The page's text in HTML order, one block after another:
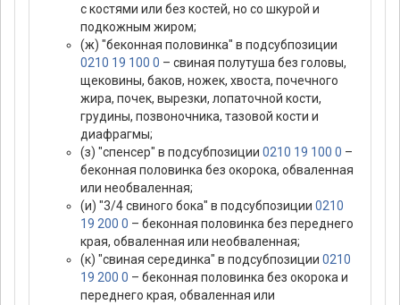
с костями или без костей, но со шкурой и
подкожным жиром;
(ж) "беконная половинка" в подсубпозиции
0210 19 100 0 – свиная полутуша без головы,
щековины, баков, ножек, хвоста, почечного
жира, почек, вырезки, лопаточной кости,
грудины, позвоночника, тазовой кости и
диафрагмы;
(з) "спенсер" в подсубпозиции 0210 19 100 0 –
беконная половинка без окорока, обваленная
или необваленная;
(и) "3/4 свиного бока" в подсубпозиции 0210
19 200 0 – беконная половинка без переднего
края, обваленная или необваленная;
(к) "свиная серединка" в подсубпозиции 0210
19 200 0 – беконная половинка без окорока и
переднего края, обваленная или